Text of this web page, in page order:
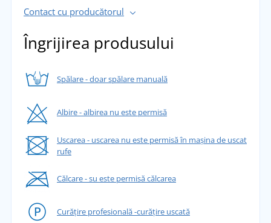
Contact cu producătorul
Îngrijirea produsului
Spălare - doar spălare manuală
Albire - albirea nu este permisă
Uscarea - uscarea nu este permisă în mașina de uscat
rufe
Călcare - su este permisă călcarea
Curățire profesională -curățire uscată